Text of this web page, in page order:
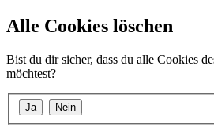
Alle Cookies löschen
Bist du dir sicher, dass du alle Cookies
möchtest?